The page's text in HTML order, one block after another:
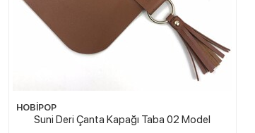
HOBİPOP
Suni Deri Çanta Kapağı Taba 02 Model